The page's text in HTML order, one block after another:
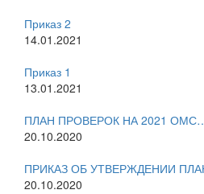
Приказ 2
14.01.2021
Приказ 1
13.01.2021
ПЛАН ПРОВЕРОК НА 2021
20.10.2020
ПРИКАЗ ОБ УТВЕРЖДЕНИИ
20.10.2020